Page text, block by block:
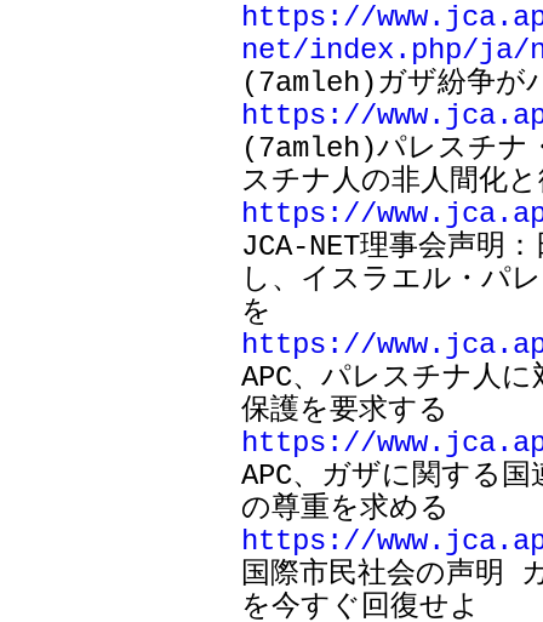
https://
net/index.php/ja/
https://
(7amleh)パレスチナ
https://
JCA-NET理事会声明
し、イスラエル・パ
https://
APC、パレスチナ人
https://
APC、ガザに関する
https://
国際市民社会の声明